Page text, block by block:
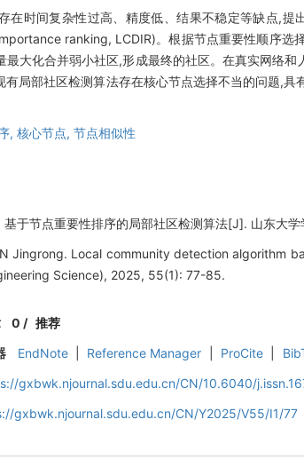
在时间复杂性过高、精度低、结果不稳定等缺点,
ranking, LCDIR)。根据节点重要性顺序选
大化合并弱小社区,形成最终的社区。在真实网络
局部社区检测算法存在核心节点选择不当的问题,
, 核心节点, 节点相似性
基于节点重要性排序的局部社区检测算法[J]. 山东大
Jingrong. Local community detection algorithm
Science), 2025, 55(1): 77-85.
0 / 推荐
EndNote Reference Manager ProCite
gxbwk.njournal.sdu.edu.cn/CN/10.6040/
gxbwk.njournal.sdu.edu.cn/CN/Y2025/V55/I1/77